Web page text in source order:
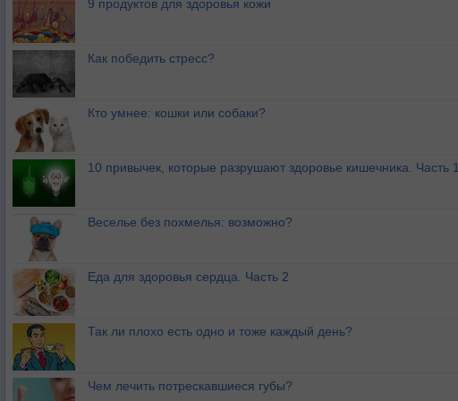
9 продуктов для здоровья кожи
Как победить стресс?
Кто умнее: кошки или собаки?
10 привычек, которые разрушают здоровье кишечника. Часть 1
Веселье без похмелья: возможно?
Еда для здоровья сердца. Часть 2
Так ли плохо есть одно и тоже каждый день?
Чем лечить потрескавшиеся губы?